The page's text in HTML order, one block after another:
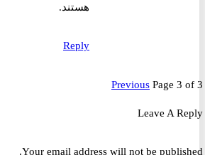
هستند.
Reply
Previous Page 3
Leave A
Your email address will not be